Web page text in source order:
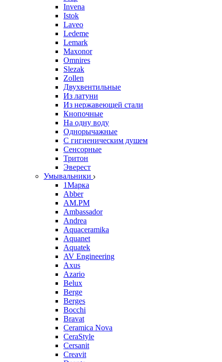
Invena
Istok
Laveo
Ledeme
Lemark
Maxonor
Omnires
Slezak
Zollen
Двухвентильные
Из латуни
Из нержавеющей стали
Кнопочные
На одну воду
Однорычажные
С гигиеническим душем
Сенсорные
Тритон
Эверест
Умывальники
1Марка
Abber
AM.PM
Ambassador
Andrea
Aquaceramika
Aquanet
Aquatek
AV Engineering
Axus
Azario
Belux
Berge
Berges
Bocchi
Bravat
Ceramica Nova
CeraStyle
Cersanit
Creavit